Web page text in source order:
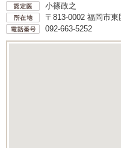
小篠政之
〒813-0002 福岡市東
092-663-5252